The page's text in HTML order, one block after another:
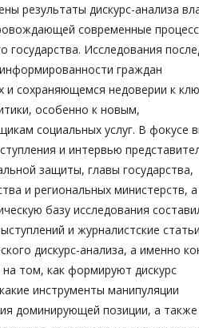
результаты дискурс-анализа
современные
государства. Исследования
граждан
и сохраняющемся недоверии к
особенно к новым,
социальных услуг. В фокусе
и интервью
защиты, главы государства,
и региональных министерств,
базу исследования
и журналистские
дискурс-анализа, а именно
том, как формируют дискурс
инструменты манипуляции
доминирующей позиции, а также